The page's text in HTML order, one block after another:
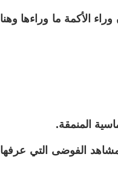
الأكمة ما وراءها وهنا
المنمقة.
مشاهد الفوضى التي عرفها